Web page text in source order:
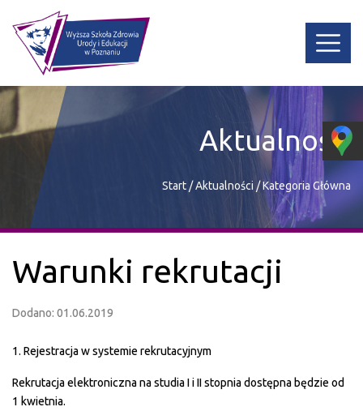
Aktualności
Start/Aktualności/Kategoria Główna
Warunki rekrutacji
Dodano: 01.06.2019
1. Rejestracja w systemie rekrutacyjnym
Rekrutacja elektroniczna na studia I i II stopnia dostępna będzie od
1 kwietnia.